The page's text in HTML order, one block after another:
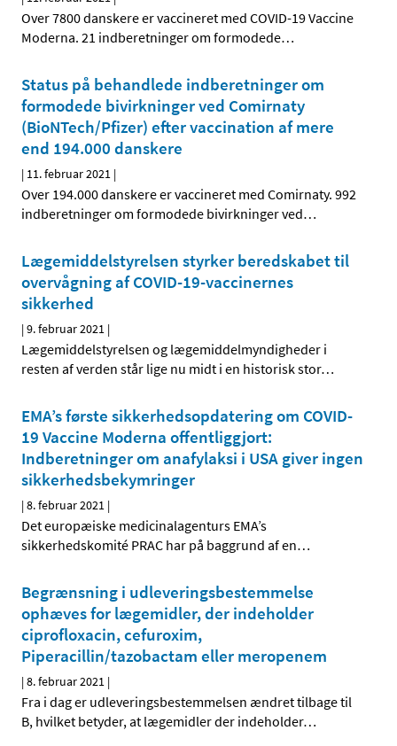
Over 7800 danskere er vaccineret med COVID-19 Vaccine
Moderna. 21 indberetninger om formodede…
Status på behandlede indberetninger om
formodede bivirkninger ved Comirnaty
(BioNTech/Pfizer) efter vaccination af mere
end 194.000 danskere
| 11. februar 2021 |
Over 194.000 danskere er vaccineret med Comirnaty. 992
indberetninger om formodede bivirkninger ved…
Lægemiddelstyrelsen styrker beredskabet til
overvågning af COVID-19-vaccinernes
sikkerhed
|9. februar 2021 |
Lægemiddelstyrelsen og lægemiddelmyndigheder i
resten af verden står lige nu midt i en historisk stor…
EMA’s første sikkerhedsopdatering om COVID-
19 Vaccine Moderna offentliggjort:
Indberetninger om anafylaksi i USA giver ingen
sikkerhedsbekymringer
|8. februar 2021 |
Det europæiske medicinalagenturs EMA’s
sikkerhedskomité PRAC har på baggrund af en…
Begrænsning i udleveringsbestemmelse
ophæves for lægemidler, der indeholder
ciprofloxacin, cefuroxim,
Piperacillin/tazobactam eller meropenem
|8. februar 2021 |
Fra i dag er udleveringsbestemmelsen ændret tilbage til
B, hvilket betyder, at lægemidler der indeholder…